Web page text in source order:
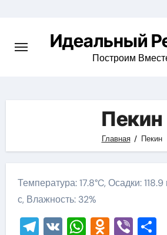
content
Идеальный
Построим
Пекин
Главная Пекин
Температура: 17.8°C, Осадки:
с, Влажность: 32%
Telegram
VKWhatsApp
Viber